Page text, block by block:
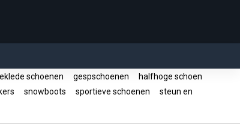
schoenen gespschoenen
halfhoge schoen
snowboots sportieve schoenen
steun en